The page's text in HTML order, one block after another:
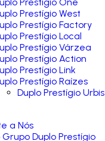
Prestígio West
Prestígio Factory
Prestígio Local
Prestígio Várzea
Prestígio Action
Prestígio Link
Prestígio Raízes
Duplo Prestígio Urbis
a Nós